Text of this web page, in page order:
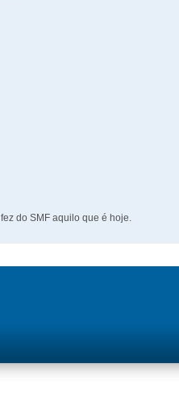
do SMF aquilo que é hoje.